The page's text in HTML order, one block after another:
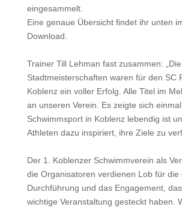
eingesammelt.
Eine genaue Übersicht findet ihr unten
Download.
Trainer Till Lehman fast zusammen:
Stadtmeisterschaften waren für den SC
Koblenz ein voller Erfolg. Alle Titel im
an unseren Verein. Es zeigte sich
Schwimmsport in Koblenz lebendig ist
Athleten dazu inspiriert, ihre Ziele zu
Der 1. Koblenzer Schwimmverein als
die Organisatoren verdienen Lob für die
Durchführung und das Engagement,
wichtige Veranstaltung gesteckt haben.